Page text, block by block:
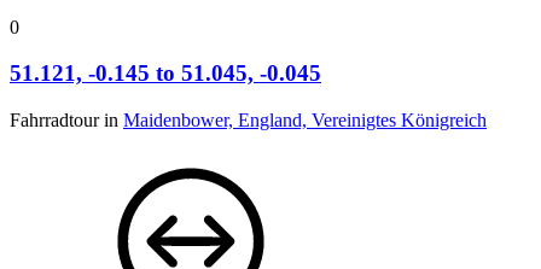
0
51.121, -0.145 to 51.045, -0.045
Fahrradtour in Maidenbower, England, Vereinigtes Königreich